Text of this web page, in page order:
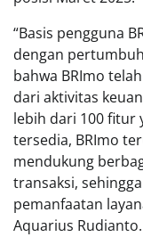
“Basis pengguna
dengan
bahwa BRImo
dari aktivitas
lebih dari 100 fitur
tersedia, BRImo
mendukung
transaksi,
pemanfaatan
Aquarius Rudianto.